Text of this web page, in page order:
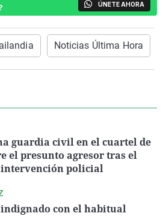
ÚNETE AHORA
Noticias Última Hora
guardia civil en el cuartel de
el presunto agresor tras el
policial
indignado con el habitual